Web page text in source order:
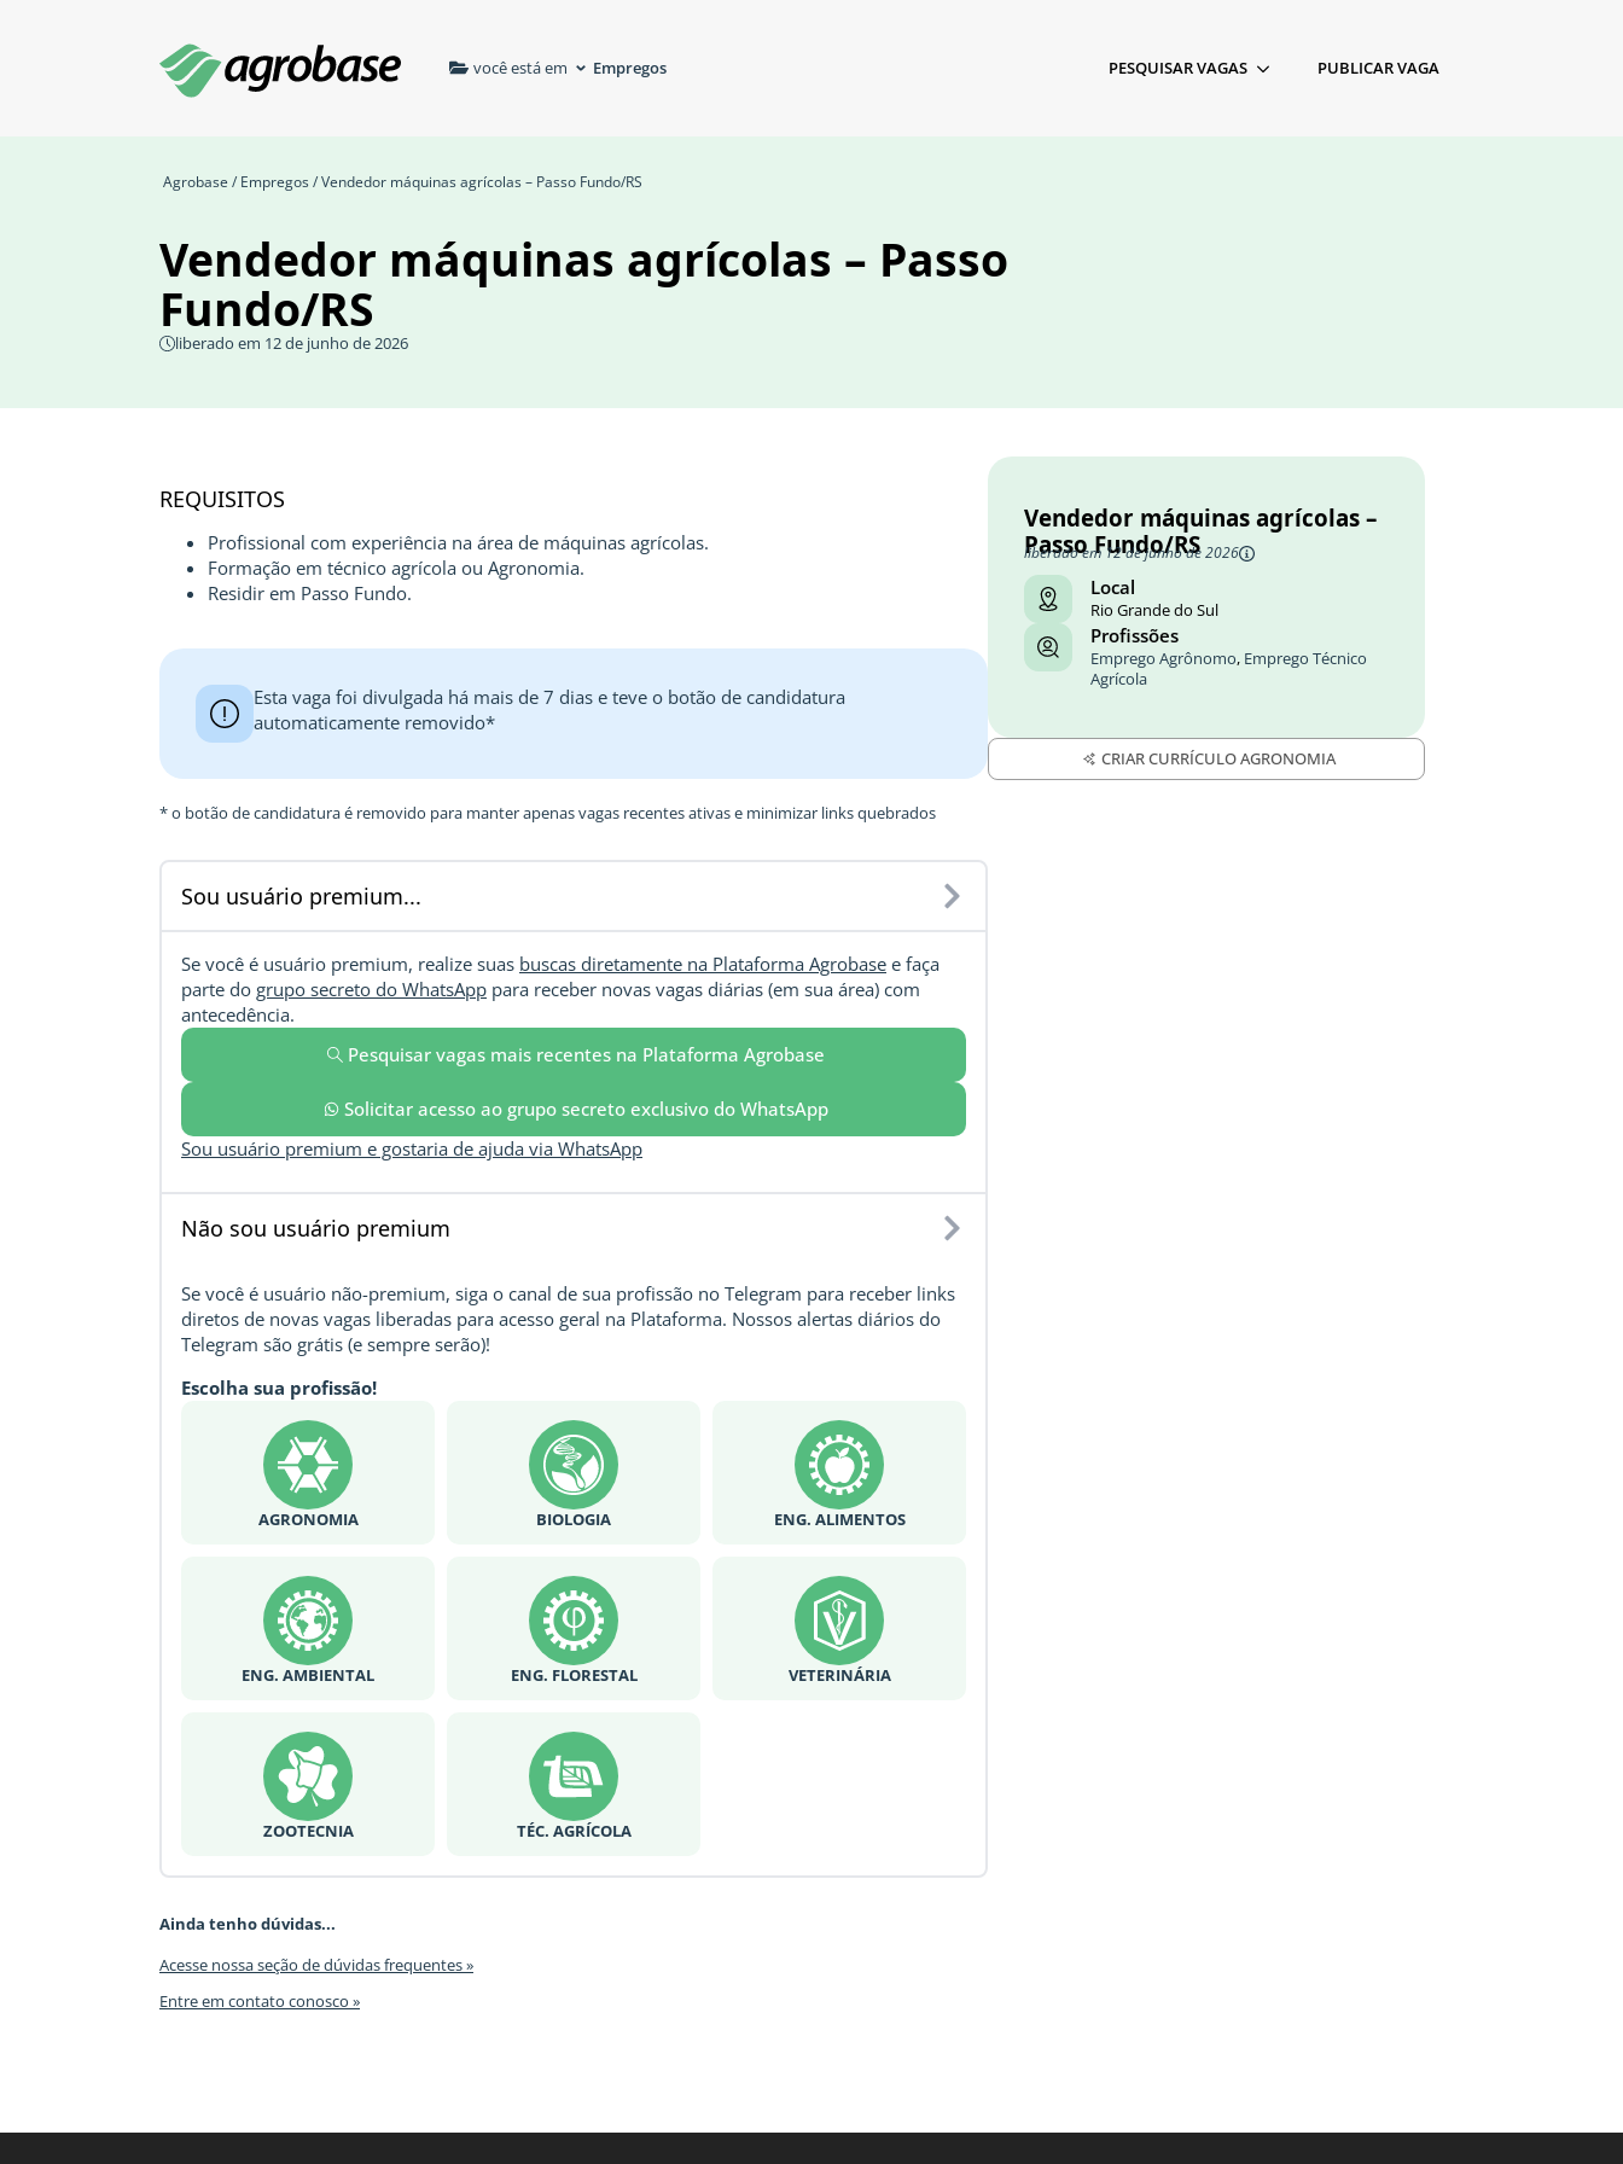
você está em Empregos PESQUISAR VAGAS PUBLICAR VAGA
Agrobase / Empregos/ Vendedor máquinas agrícolas – Passo Fundo/RS
Vendedor máquinas agrícolas – Passo
Fundo/RS
liberado em 12 de junho de 2026
REQUISITOS
Profissional com experiência na área de máquinas agrícolas.
Formação em técnico agrícola ou Agronomia.
Residir em Passo Fundo.
Esta vaga foi divulgada há mais de 7 dias e teve o botão de candidatura
automaticamente removido*
* o botão de candidatura é removido para manter apenas vagas recentes ativas e minimizar links quebrados
Sou usuário premium...
Se você é usuário premium, realize suas buscas diretamente na Plataforma Agrobase e faça
parte do grupo secreto do WhatsApp para receber novas vagas diárias (em sua área) com
antecedência.
Pesquisar vagas mais recentes na Plataforma Agrobase
Solicitar acesso ao grupo secreto exclusivo do WhatsApp
Sou usuário premium e gostaria de ajuda via WhatsApp
Não sou usuário premium
Se você é usuário não-premium, siga o canal de sua profissão no Telegram para receber links
diretos de novas vagas liberadas para acesso geral na Plataforma. Nossos alertas diários do
Telegram são grátis (e sempre serão)!
Escolha sua profissão!
AGRONOMIA BIOLOGIA ENG. ALIMENTOS
ENG. AMBIENTAL ENG. FLORESTAL VETERINÁRIA
ZOOTECNIA TÉC. AGRÍCOLA
Ainda tenho dúvidas...
Acesse nossa seção de dúvidas frequentes »
Entre em contato conosco »
Vendedor máquinas agrícolas –
Passo Fundo/RS
liberado em 12 de junho de 2026
Local
Rio Grande do Sul
Profissões
Emprego Agrônomo, Emprego Técnico
Agrícola
CRIAR CURRÍCULO AGRONOMIA